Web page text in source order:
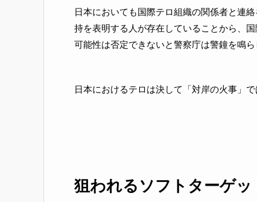
日本においても国際テロ組織の関係者と連
持を表明する人が存在していることから、
可能性は否定できないと警察庁は警鐘を鳴
日本におけるテロは決して「対岸の火事」で
狙われるソフトターゲッ